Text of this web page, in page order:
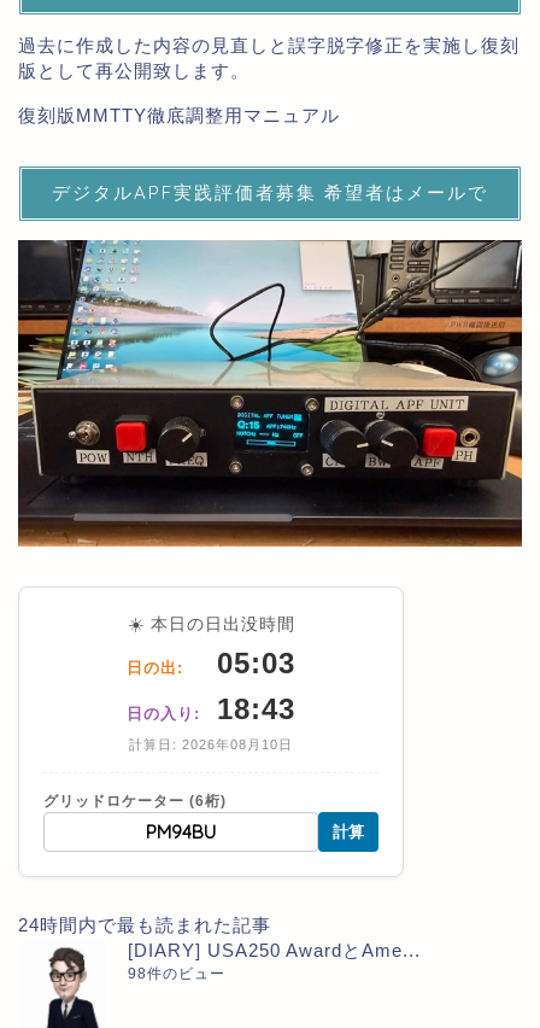
過去に作成した内容の見直しと誤字脱字修正を実施し復刻
版として再公開致します。
復刻版MMTTY徹底調整用マニュアル
デジタルAPF実践評価者募集 希望者はメールで
☀️ 本日の日出没時間
日の出: 05:03
日の入り: 18:43
計算日: 2026年08月10日
グリッドロケーター (6桁)
計算
24時間内で最も読まれた記事
[DIARY] USA250 AwardとAme...
98件のビュー